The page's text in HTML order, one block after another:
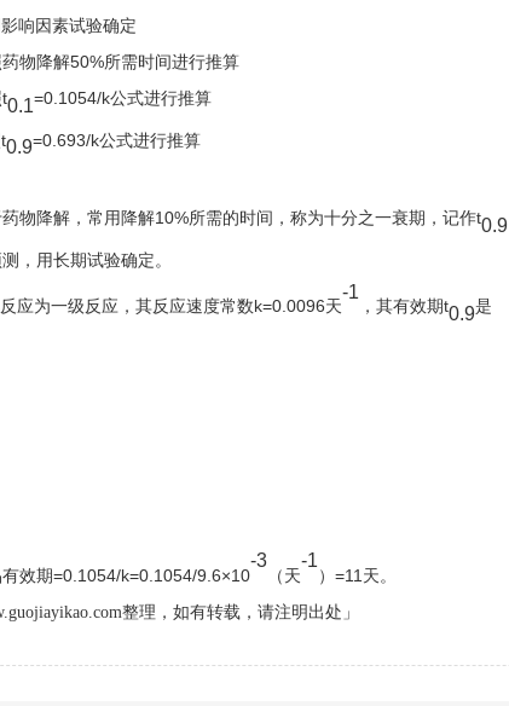
响因素试验确定
物降解50%所需时间进行推算
0.1=0.1054/k公式进行推算
0.9=0.693/k公式进行推算
物降解，常用降解10%所需的时间，称为十分之一衰期，记作t0.9
，用长期试验确定。
应为一级反应，其反应速度常数k=0.0096天
-1
，其有效期t0.9是
有效期=0.1054/k=0.1054/9.6×10
-3
（天
-1
）=11天。
整理，如有转载，请注明出处」